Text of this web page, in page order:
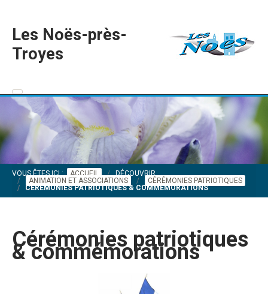
Les Noës-près-
Troyes
VOUS ÊTES ICI : ACCUEIL
DÉCOUVRIR
ANIMATION ET ASSOCIATIONS
CÉRÉMONIES PATRIOTIQUES
CÉRÉMONIES PATRIOTIQUES & COMMÉMORATIONS
Cérémonies patriotiques
& commémorations